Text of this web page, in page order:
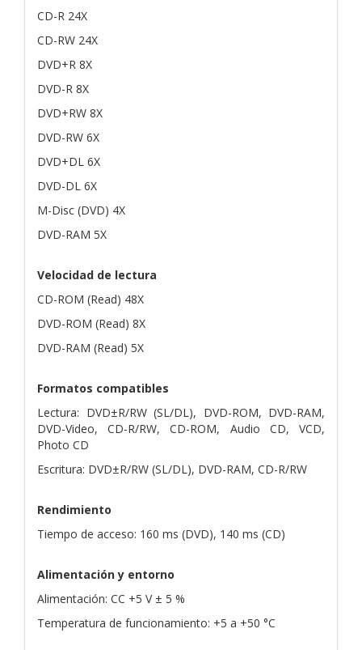
CD-R 24X
CD-RW 24X
DVD+R 8X
DVD-R 8X
DVD+RW 8X
DVD-RW 6X
DVD+DL 6X
DVD-DL 6X
M-Disc (DVD) 4X
DVD-RAM 5X
Velocidad de lectura
CD-ROM (Read) 48X
DVD-ROM (Read) 8X
DVD-RAM (Read) 5X
Formatos compatibles
Lectura: DVD±R/RW (SL/DL), DVD-ROM, DVD-RAM,
DVD-Video, CD-R/RW, CD-ROM, Audio CD, VCD,
Photo CD
Escritura: DVD±R/RW (SL/DL), DVD-RAM, CD-R/RW
Rendimiento
Tiempo de acceso: 160 ms (DVD), 140 ms (CD)
Alimentación y entorno
Alimentación: CC +5 V ± 5 %
Temperatura de funcionamiento: +5 a +50 °C